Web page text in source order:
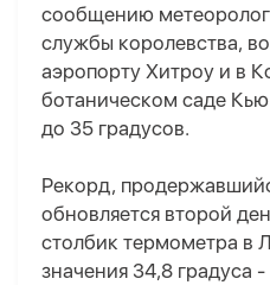
сообщению
службы королевства,
аэропорту Хитроу и в
ботаническом саде
до 35 градусов.
Рекорд,
обновляется второй
столбик термометра в
значения 34,8 градуса